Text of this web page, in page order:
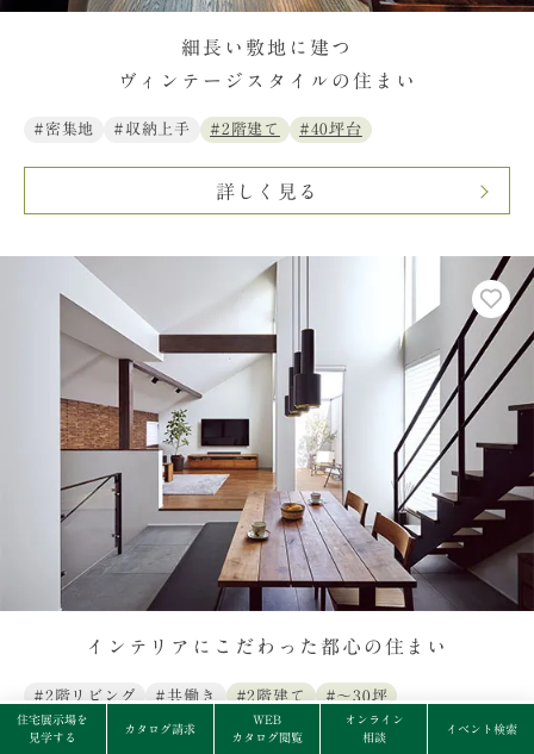
住宅展示場を
見学する
カタログ請求
WEB
カタログ閲覧
オンライン
相談
イベント検索
細長い敷地に建つ
ヴィンテージスタイルの住まい
#密集地 #収納上手 #2階建て #40坪台
詳しく見る
インテリアにこだわった都心の住まい
#2階リビング #共働き #2階建て #〜30坪